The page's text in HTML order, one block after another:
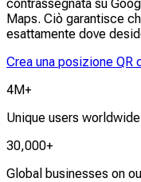
contrassegnata su
Maps. Ciò garantisce
esattamente dove
Crea una posizione QR
4M+
Unique users worldwide
30,000+
Global businesses on